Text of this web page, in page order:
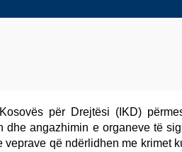
për Drejtësi (IKD)
dhe angazhimin e organeve të
veprave që ndërlidhen me krimet